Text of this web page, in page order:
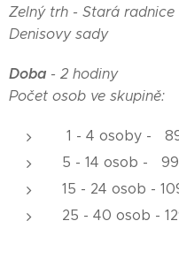
Zelný trh - Stará
Denisovy sady
Doba - 2 hodiny
Počet osob ve skupině:
1 - 4 osoby -
5 - 14 osob -
15 - 24 osob -
25 - 40 osob -